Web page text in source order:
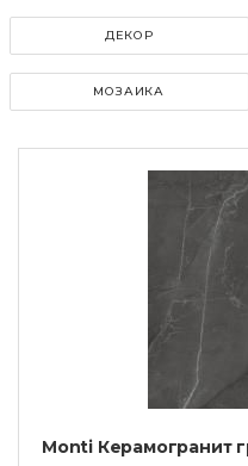
ДЕКОР
МОЗАИКА
Monti Керамогранит